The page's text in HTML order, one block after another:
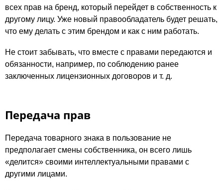
всех прав на бренд, который перейдет в собственность к
другому лицу. Уже новый правообладатель будет решать,
что ему делать с этим брендом и как с ним работать.
Не стоит забывать, что вместе с правами передаются и
обязанности, например, по соблюдению ранее
заключенных лицензионных договоров и т. д.
Передача прав
Передача товарного знака в пользование не
предполагает смены собственника, он всего лишь
«делится» своими интеллектуальными правами с
другими лицами.